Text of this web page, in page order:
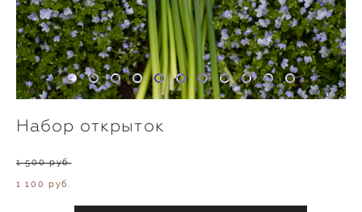
Набор открыток
1 500 pуб.
1 100 pуб.